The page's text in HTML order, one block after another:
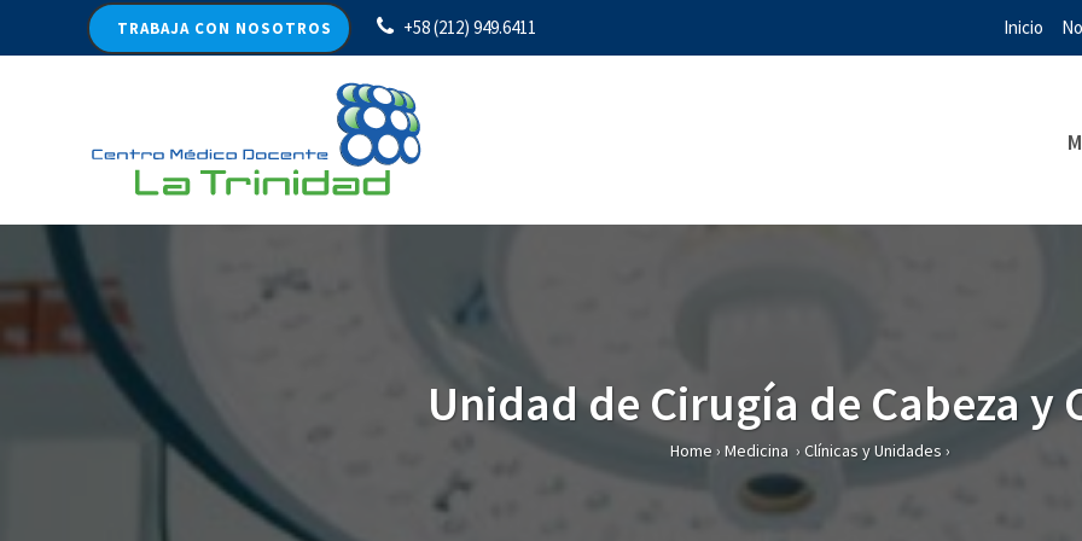
TRABAJA CON NOSOTROS +58 (212) 949.6411 Inicio
Unidad de Cirugía de Cabeza y
Home › Medicina › Clínicas y Unidades ›